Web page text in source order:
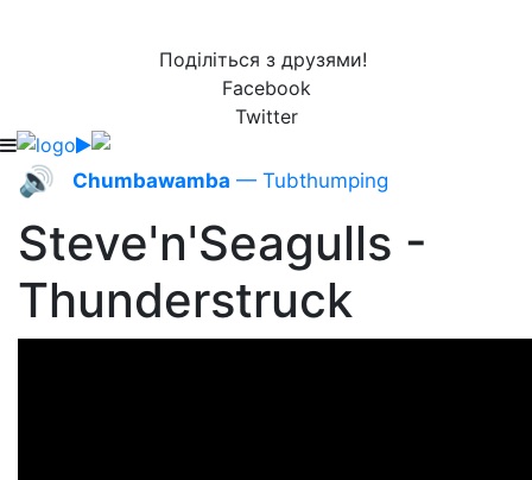
Поділіться з друзями!
Facebook
Twitter
🔊 Chumbawamba — Tubthumping
Steve'n'Seagulls -
Thunderstruck